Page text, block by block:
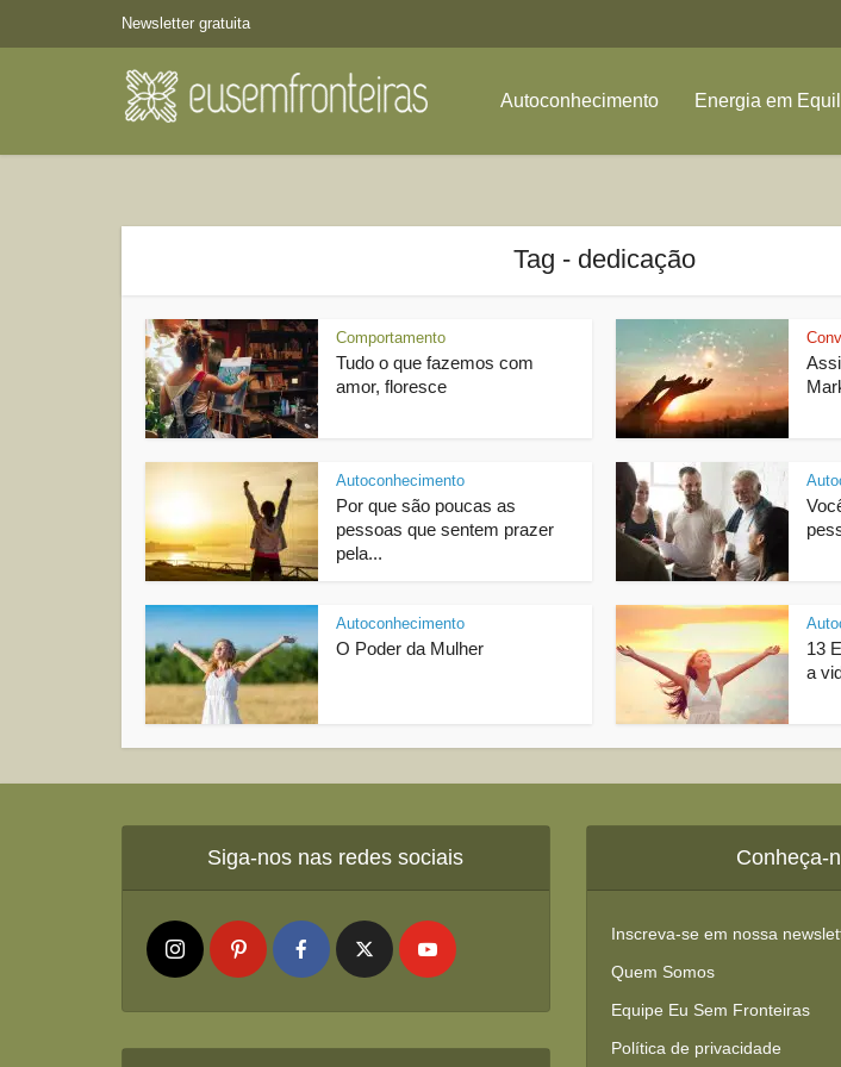
Newsletter gratuita
Autoconhecimento Energia em
Tag - dedicação
Comportamento
Tudo o que fazemos com
amor, floresce
Autoconhecimento
Por que são poucas as
pessoas que sentem prazer
pela...
Autoconhecimento
O Poder da Mulher
13
a
Siga-nos nas redes sociais Conheça-
Inscreva-se em nossa
Quem Somos
Equipe Eu Sem Fronteiras
Política de privacidade